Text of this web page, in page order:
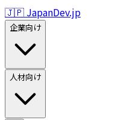
🇯🇵 JapanDev.jp
企業向け
人材向け